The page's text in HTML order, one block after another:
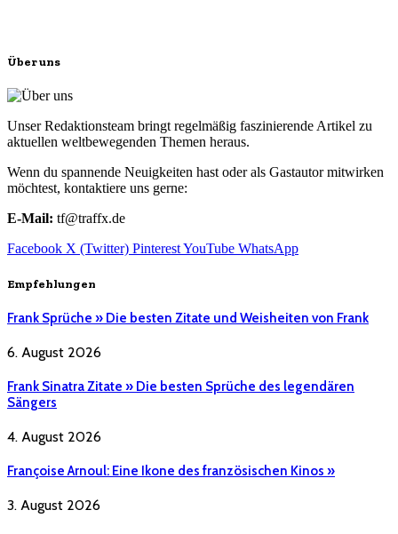
Über uns
Unser Redaktionsteam bringt regelmäßig faszinierende Artikel zu
aktuellen weltbewegenden Themen heraus.
Wenn du spannende Neuigkeiten hast oder als Gastautor mitwirken
möchtest, kontaktiere uns gerne:
E-Mail: tf@traffx.de
Facebook X (Twitter) PinterestYouTube WhatsApp
Empfehlungen
Frank Sprüche » Die besten Zitate und Weisheiten von Frank
6. August 2026
Frank Sinatra Zitate » Die besten Sprüche des legendären
Sängers
4. August 2026
Françoise Arnoul: Eine Ikone des französischen Kinos »
3. August 2026